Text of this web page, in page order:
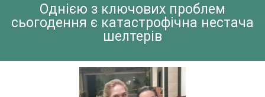
Однією з ключових проблем
сьогодення є катастрофічна нестача
шелтерів